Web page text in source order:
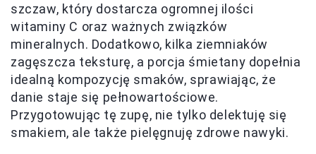
szczaw, który dostarcza ogromnej ilości
witaminy C oraz ważnych związków
mineralnych. Dodatkowo, kilka ziemniaków
zagęszcza teksturę, a porcja śmietany dopełnia
idealną kompozycję smaków, sprawiając, że
danie staje się pełnowartościowe.
Przygotowując tę zupę, nie tylko delektuję się
smakiem, ale także pielęgnuję zdrowe nawyki.